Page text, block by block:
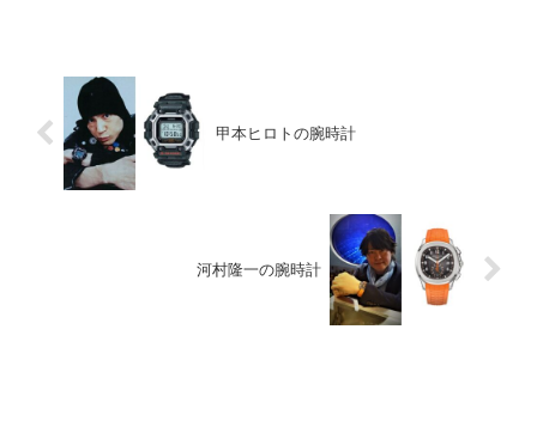
甲本ヒロトの腕時計
河村隆一の腕時計